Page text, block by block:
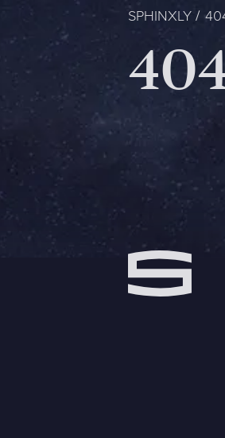
Berätta om er verksamhet, er
Namn *
Det är OK att Sphinxly
SPHINXLY